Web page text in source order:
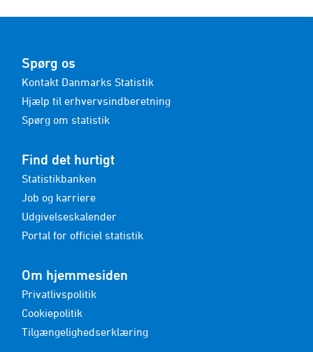
Spørg os
Kontakt Danmarks Statistik
Hjælp til erhvervsindberetning
Spørg om statistik
Find det hurtigt
Statistikbanken
Job og karriere
Udgivelseskalender
Portal for officiel statistik
Om hjemmesiden
Privatlivspolitik
Cookiepolitik
Tilgængelighedserklæring